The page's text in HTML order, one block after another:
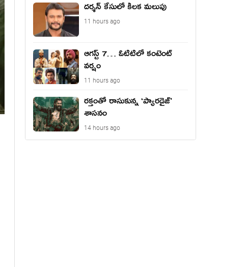
దర్శన్ కేసులో కీలక మలుపు
11 hours ago
ఆగస్ట్ 7… ఓటిటిలో కంటెంట్
వర్షం
11 hours ago
రక్తంతో రాసుకున్న ‘ప్యారడైజ్’
శాసనం
14 hours ago